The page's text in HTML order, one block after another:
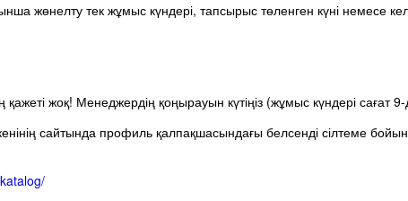
жөнелту тек жұмыс күндері, тапсырыс төленген күні немесе
жоқ! Менеджердің қоңырауын күтіңіз (жұмыс күндері сағат
сайтында профиль қалпақшасындағы белсенді сілтеме